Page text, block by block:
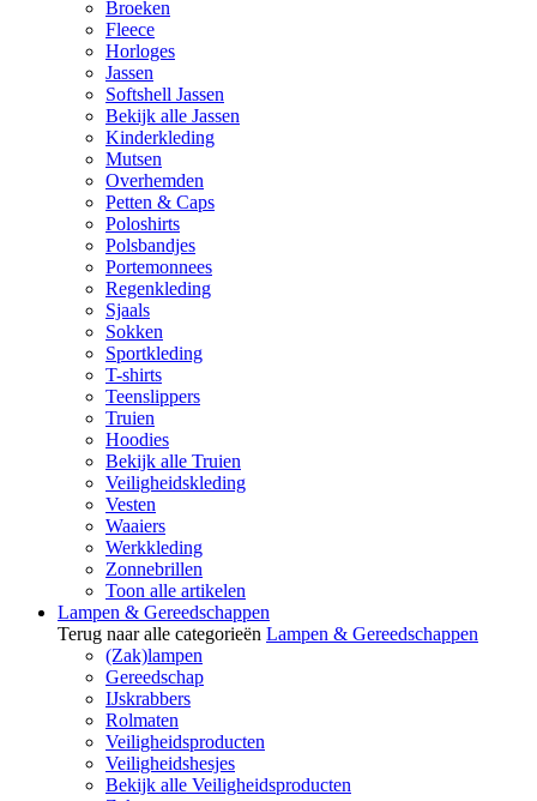
Broeken
Fleece
Horloges
Jassen
Softshell Jassen
Bekijk alle Jassen
Kinderkleding
Mutsen
Overhemden
Petten & Caps
Poloshirts
Polsbandjes
Portemonnees
Regenkleding
Sjaals
Sokken
Sportkleding
T-shirts
Teenslippers
Truien
Hoodies
Bekijk alle Truien
Veiligheidskleding
Vesten
Waaiers
Werkkleding
Zonnebrillen
Toon alle artikelen
Lampen & Gereedschappen
Terug naar alle categorieën Lampen & Gereedschappen
(Zak)lampen
Gereedschap
IJskrabbers
Rolmaten
Veiligheidsproducten
Veiligheidshesjes
Bekijk alle Veiligheidsproducten